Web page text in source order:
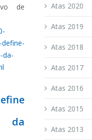
de
da
Atas 2020
Atas 2019
Atas 2018
Atas 2017
Atas 2016
Atas 2015
Atas 2013